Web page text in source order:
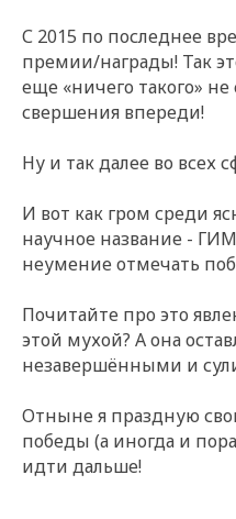
С 2015 по последнее
премии/награды! Так
еще «ничего такого» не
свершения впереди!
Ну и так далее во всех
И вот как гром среди
научное название -
неумение отмечать
Почитайте про это
этой мухой? А она
незавершёнными и
Отныне я праздную
победы (а иногда и
идти дальше!